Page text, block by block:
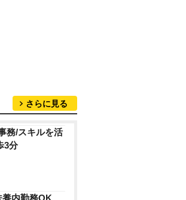
さらに見る
務/スキルを活
3分
内勤務OK